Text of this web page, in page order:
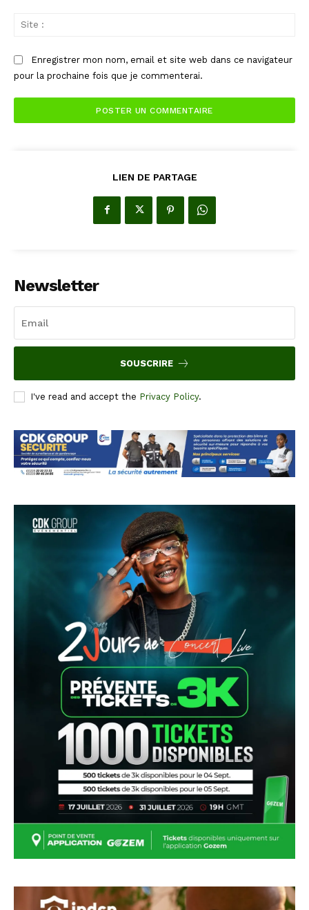
Enregistrer mon nom, email et site web dans ce navigateur
pour la prochaine fois que je commenterai.
LIEN DE PARTAGE
Newsletter
SOUSCRIRE
I've read and accept the Privacy Policy.